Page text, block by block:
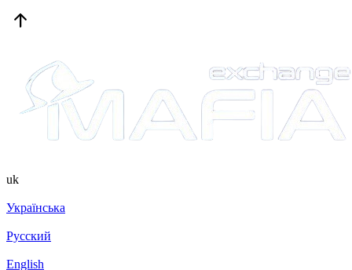
uk
Українська
Русский
English